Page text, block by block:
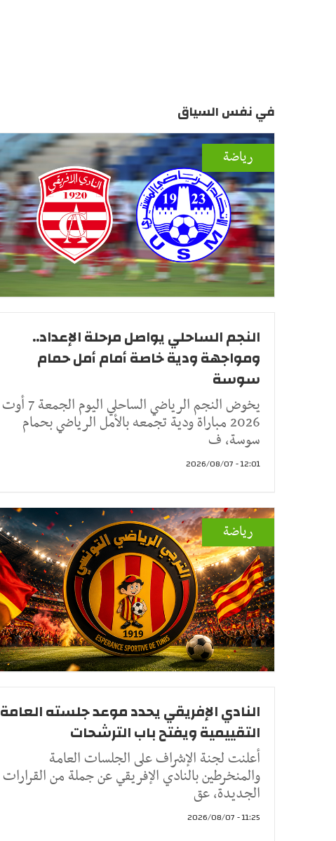
في نفس السياق
رياضة
النجم الساحلي يواصل مرحلة الإعداد..
ومواجهة ودية خاصة أمام أمل حمام
سوسة
يخوض النجم الرياضي الساحلي اليوم الجمعة 7 أوت
2026 مباراة ودية تجمعه بالأمل الرياضي بحمام
سوسة، ف
12:01 - 2026/08/07
رياضة
النادي الإفريقي يحدد موعد جلسته العامة
التقييمية ويفتح باب الترشحات
أعلنت لجنة الإشراف على الجلسات العامة
والمنخرطين بالنادي الإفريقي عن جملة من القرارات
الجديدة، عق
11:25 - 2026/08/07